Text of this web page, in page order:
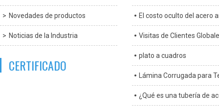
Novedades de productos
Noticias de la Industria
CERTIFICADO
El costo oculto del acero
Visitas de Clientes
plato a cuadros
Lámina Corrugada para
¿Qué es una tubería de